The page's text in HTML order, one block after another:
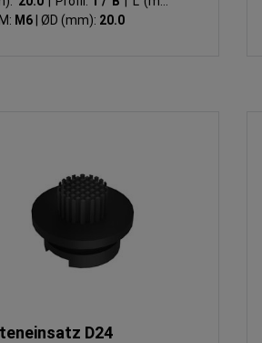
M: M6 ØD (mm): 20.0
D24